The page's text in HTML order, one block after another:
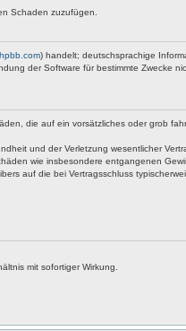
Schaden zuzufügen.
) handelt; deutschsprachige
der Software für bestimmte Zwecke
die auf ein vorsätzliches oder grob
und der Verletzung wesentlicher
wie insbesondere entgangenen
auf die bei Vertragsschluss
mit sofortiger Wirkung.